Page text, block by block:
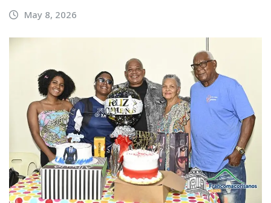
May 8, 2026